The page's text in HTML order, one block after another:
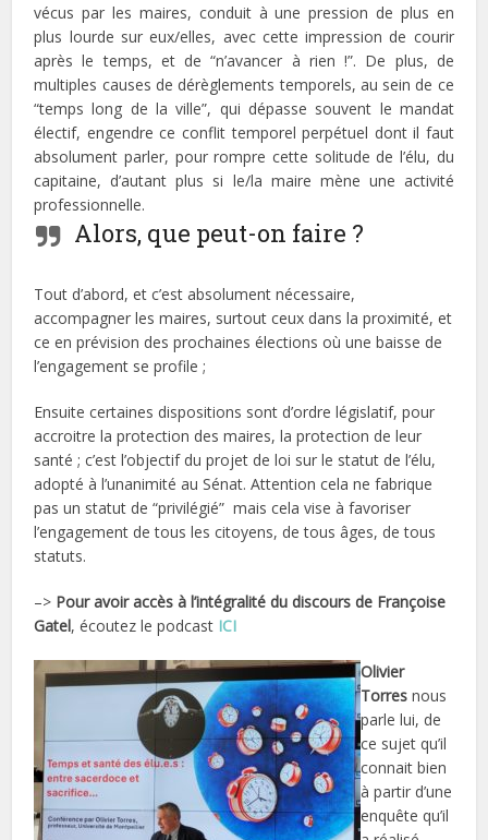
vécus par les maires, conduit à une pression de plus en
plus lourde sur eux/elles, avec cette impression de courir
après le temps, et de “n’avancer à rien !”. De plus, de
multiples causes de dérèglements temporels, au sein de ce
“temps long de la ville”, qui dépasse souvent le mandat
électif, engendre ce conflit temporel perpétuel dont il faut
absolument parler, pour rompre cette solitude de l’élu, du
capitaine, d’autant plus si le/la maire mène une activité
professionnelle.
Alors, que peut-on faire ?
Tout d’abord, et c’est absolument nécessaire,
accompagner les maires, surtout ceux dans la proximité, et
ce en prévision des prochaines élections où une baisse de
l’engagement se profile ;
Ensuite certaines dispositions sont d’ordre législatif, pour
accroitre la protection des maires, la protection de leur
santé ; c’est l’objectif du projet de loi sur le statut de l’élu,
adopté à l’unanimité au Sénat. Attention cela ne fabrique
pas un statut de “privilégié” mais cela vise à favoriser
l’engagement de tous les citoyens, de tous âges, de tous
statuts.
–> Pour avoir accès à l’intégralité du discours de Françoise
Gatel, écoutez le podcast ICI
Olivier
Torres nous
parle lui, de
ce sujet qu’il
connait bien
à partir d’une
enquête qu’il